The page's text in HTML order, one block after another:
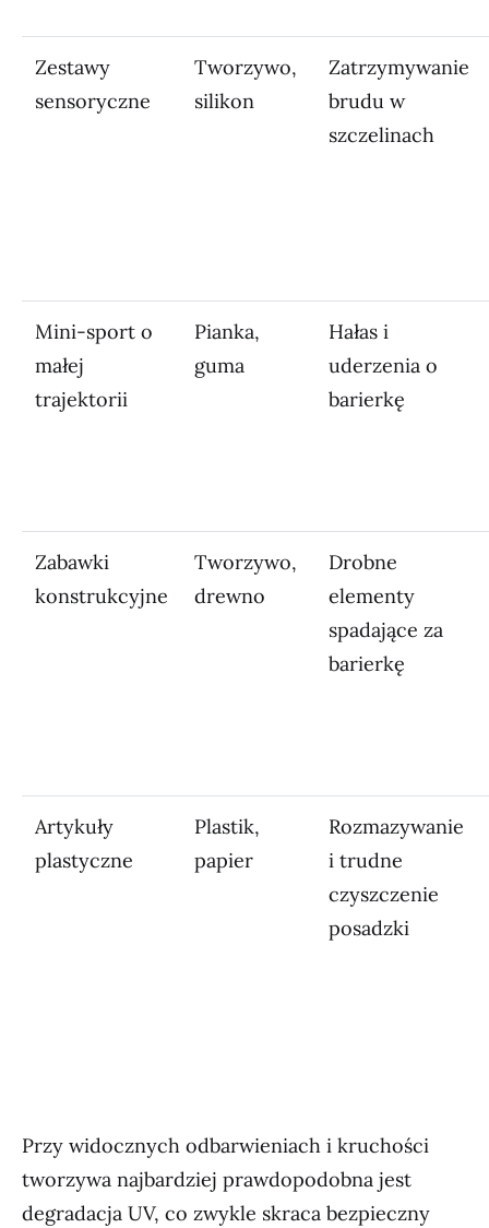
Zestawy
sensoryczne
Tworzywo,
silikon
Zatrzymywanie
brudu w
szczelinach
Mini-sport o
małej
trajektorii
Pianka,
guma
Hałas i
uderzenia o
barierkę
Zabawki
konstrukcyjne
Tworzywo,
drewno
Drobne
elementy
spadające za
barierkę
Artykuły
plastyczne
Plastik,
papier
Rozmazywanie
i trudne
czyszczenie
posadzki
Przy widocznych odbarwieniach i kruchości
tworzywa najbardziej prawdopodobna jest
degradacja UV, co zwykle skraca bezpieczny